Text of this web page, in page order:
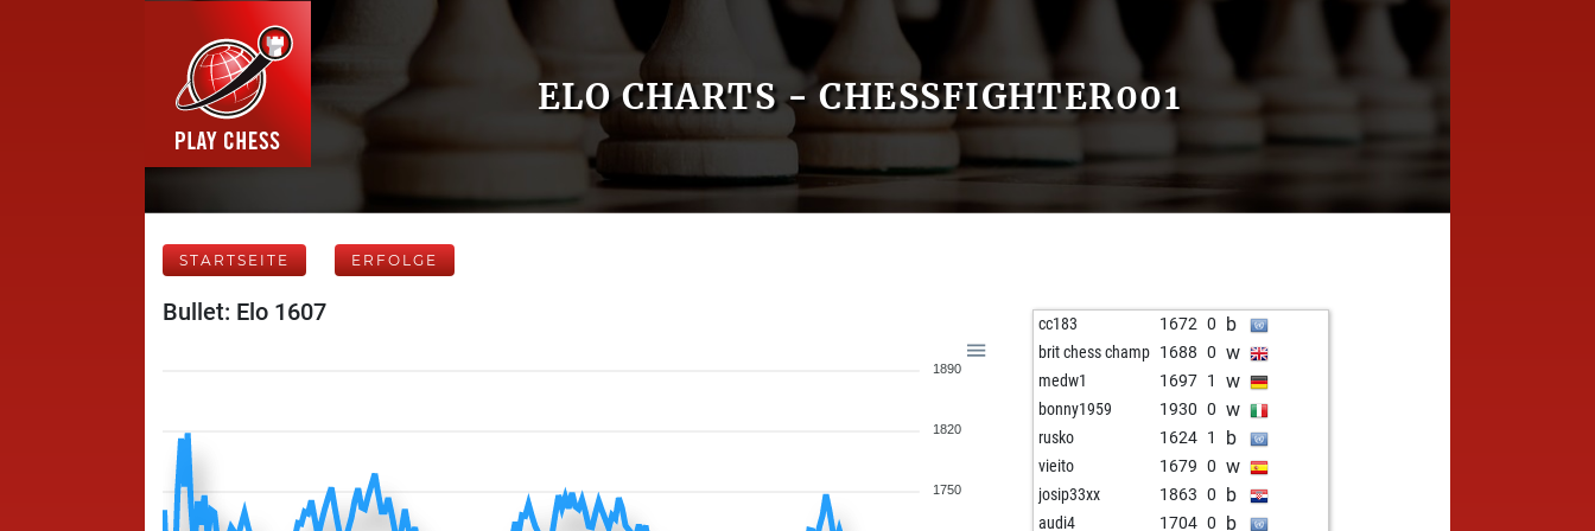
ELO CHARTS - CHESSFIGHTER001
STARTSEITE ERFOLGE
Bullet: Elo 1607
1890
1820
1750
cc183 1672 0 b
brit chess champ 1688 0 w
medw1 1697 1 w
bonny1959 1930 0 w
rusko 1624 1 b
vieito 1679 0 w
josip33xx 1863 0 b
audi4 1704 0 b